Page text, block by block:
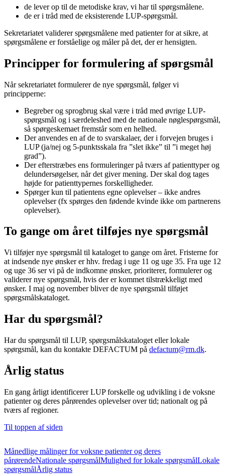
de lever op til de metodiske krav, vi har til spørgsmålene.
de er i tråd med de eksisterende LUP-spørgsmål.
Sekretariatet validerer spørgsmålene med patienter for at sikre, at
spørgsmålene er forståelige og måler på det, der er hensigten.
Principper for formulering af spørgsmål
Når sekretariatet formulerer de nye spørgsmål, følger vi
principperne:
Begreber og sprogbrug skal være i tråd med øvrige LUP-
spørgsmål og i særdeleshed med de nationale nøglespørgsmål,
så spørgeskemaet fremstår som en helhed.
Der anvendes en af de to svarskalaer, der i forvejen bruges i
LUP (ja/nej og 5-punktsskala fra ”slet ikke” til ”i meget høj
grad”).
Der efterstræbes ens formuleringer på tværs af patienttyper og
delundersøgelser, når det giver mening. Der skal dog tages
højde for patienttypernes forskelligheder.
Spørger kun til patientens egne oplevelser – ikke andres
oplevelser (fx spørges den fødende kvinde ikke om partnerens
oplevelser).
To gange om året tilføjes nye spørgsmål
Vi tilføjer nye spørgsmål til kataloget to gange om året. Fristerne for
at indsende nye ønsker er hhv. fredag i uge 11 og uge 35. Fra uge 12
og uge 36 ser vi på de indkomne ønsker, prioriterer, formulerer og
validerer nye spørgsmål, hvis der er kommet tilstrækkeligt med
ønsker. I maj og november bliver de nye spørgsmål tilføjet
spørgsmålskataloget.​
Har du spørgsmål?
Har du spørgsmål til LUP, spørgsmålskataloget eller lokale
spørgsmål, kan du kontakte DEFACTUM på defactum@rm.dk.
Årlig status
En gang årligt identificerer LUP forskelle og udvikling i de voksne
patienter og deres pårørendes oplevelser over tid; nationalt og på
tværs af regioner.
Til toppen af siden
Månedlige målinger for voksne patienter og deres
pårørendeNationale spørgsmålMulighed for lokale spørgsmålLokale
spørgsmålÅrlig status